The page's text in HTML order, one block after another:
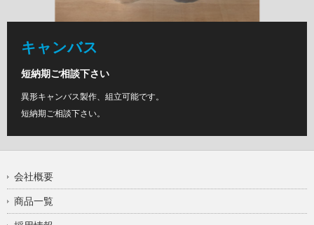
キャンバス
短納期ご相談下さい
異形キャンバス製作、組立可能です。
短納期ご相談下さい。
会社概要
商品一覧